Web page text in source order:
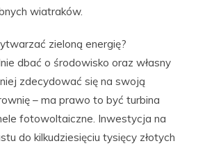
wiatraków.
zieloną energię?
dbać o środowisko oraz własny
zdecydować się na swoją
– ma prawo to być turbina
fotowoltaiczne. Inwestycja na
do kilkudziesięciu tysięcy złotych